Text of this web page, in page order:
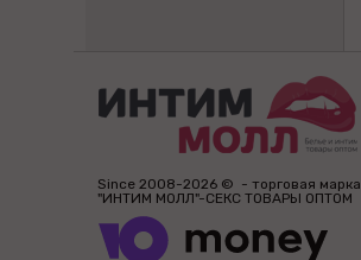
Since 2008-2026 © - торговая марка
"ИНТИМ МОЛЛ"-СЕКС ТОВАРЫ ОПТОМ